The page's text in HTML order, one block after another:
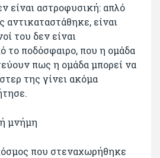
είναι αστροφυσική: απλό
αντικαταστάθηκε, είναι
του δεν είναι
το ποδόσφαιρο, που η ομάδα
πως η ομάδα μπορεί να
της γίνει ακόμα
μνήμη
που στεναχωρήθηκε